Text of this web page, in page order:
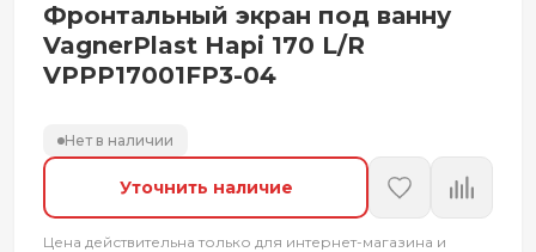
Фронтальный экран под ванну
VagnerPlast Hapi 170 L/R
VPPP17001FP3-04
Нет в наличии
Уточнить наличие
Цена действительна только для интернет-магазина и